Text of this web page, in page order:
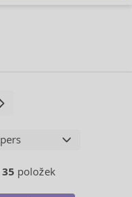
35 položek